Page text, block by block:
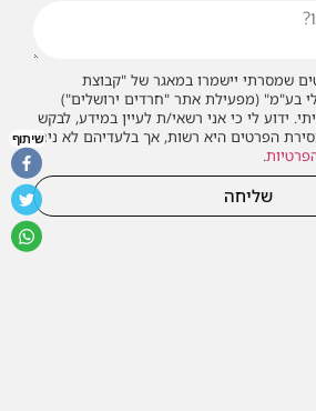
שמסרתי יישמרו במאגר של "קבוצת
בע"מ" (מפעילת אתר "חרדים ירושלים")
ידוע לי כי אני רשאי/ת לעיין במידע, לבקש
הפרטים היא רשות, אך בלעדיהם לא ניתן
.
שליחה
שיתוף